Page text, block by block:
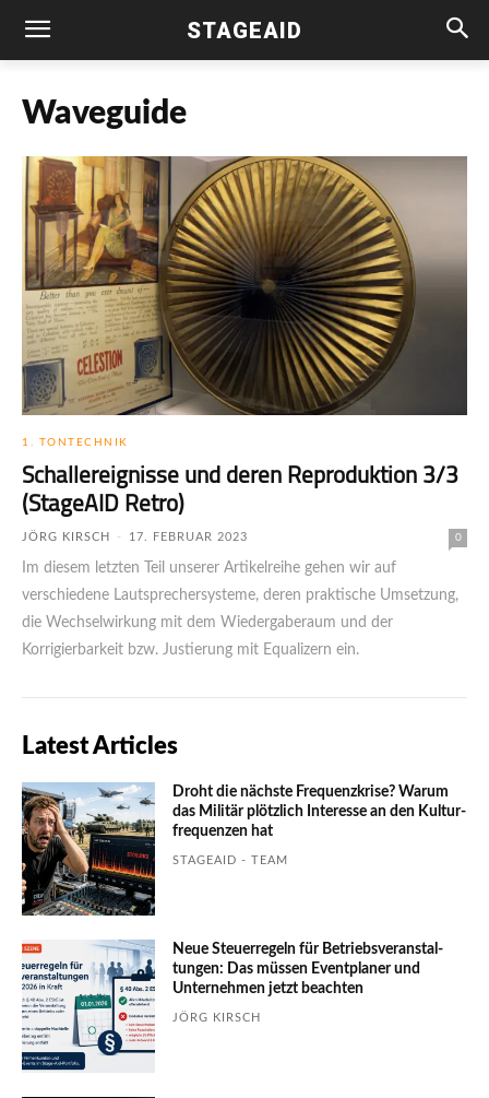
STAGEAID
Waveguide
1. TONTECHNIK
Schallereignisse und deren Reproduktion 3/3
(StageAID Retro)
JÖRG KIRSCH - 17. FEBRUAR 2023 0
Im diesem letzten Teil unserer Artikelreihe gehen wir auf
verschiedene Lautsprechersysteme, deren praktische Umsetzung,
die Wechselwirkung mit dem Wiedergaberaum und der
Korrigierbarkeit bzw. Justierung mit Equalizern ein.
Latest Articles
Droht die nächste Frequenzkrise? Warum
das Mili­tär plötzlich Inte­resse an den Kultur­
fre­quen­zen hat
STAGEAID - TEAM
Neue Steuerregeln für Betriebs­ver­an­stal­
tungen: Das müssen Event­planer und
Unter­nehmen jetzt beachten
JÖRG KIRSCH